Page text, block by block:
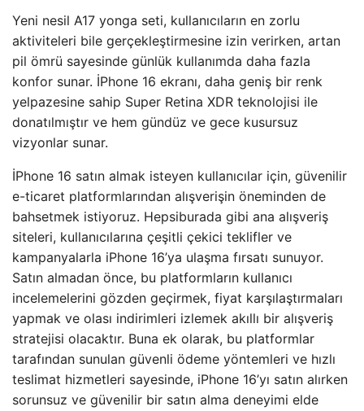
Yeni nesil A17 yonga seti, kullanıcıların en zorlu
aktiviteleri bile gerçekleştirmesine izin verirken, artan
pil ömrü sayesinde günlük kullanımda daha fazla
konfor sunar. İPhone 16 ekranı, daha geniş bir renk
yelpazesine sahip Super Retina XDR teknolojisi ile
donatılmıştır ve hem gündüz ve gece kusursuz
vizyonlar sunar.
İPhone 16 satın almak isteyen kullanıcılar için, güvenilir
e-ticaret platformlarından alışverişin öneminden de
bahsetmek istiyoruz. Hepsiburada gibi ana alışveriş
siteleri, kullanıcılarına çeşitli çekici teklifler ve
kampanyalarla iPhone 16’ya ulaşma fırsatı sunuyor.
Satın almadan önce, bu platformların kullanıcı
incelemelerini gözden geçirmek, fiyat karşılaştırmaları
yapmak ve olası indirimleri izlemek akıllı bir alışveriş
stratejisi olacaktır. Buna ek olarak, bu platformlar
tarafından sunulan güvenli ödeme yöntemleri ve hızlı
teslimat hizmetleri sayesinde, iPhone 16’yı satın alırken
sorunsuz ve güvenilir bir satın alma deneyimi elde